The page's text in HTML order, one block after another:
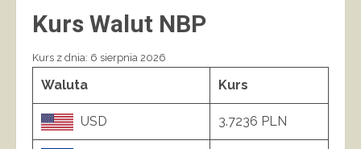
Kurs Walut NBP
Kurs z dnia: 6 sierpnia 2026
Waluta Kurs
USD 3.7236 PLN